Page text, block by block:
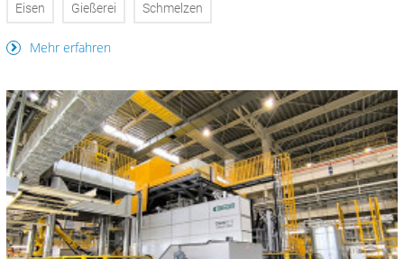
Eisen Gießerei Schmelzen
Mehr erfahren